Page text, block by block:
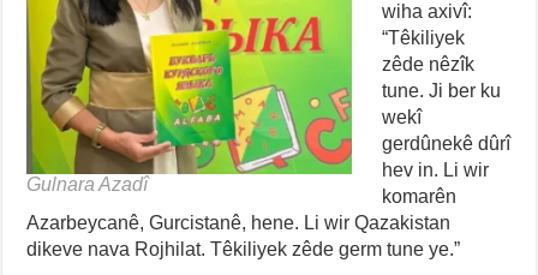
Gulnara Azadî
wiha axivî:
“Têkiliyek
zêde nêzîk
tune. Ji ber ku
wekî
gerdûnekê dûrî
hev in. Li wir
komarên
Azarbeycanê, Gurcistanê, hene. Li wir Qazakistan
dikeve nava Rojhilat. Têkiliyek zêde germ tune ye.”